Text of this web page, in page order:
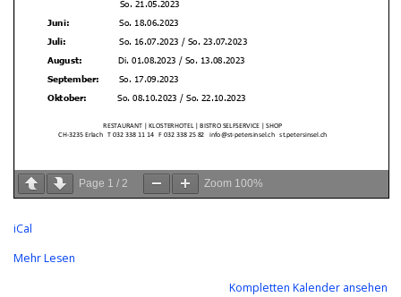
Page 1 / 2 Zoom 100%
iCal
Mehr Lesen
Kompletten Kalender ansehen